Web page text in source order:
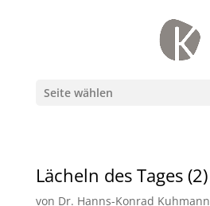
Seite wählen
Lächeln des Tages (2)
von Dr. Hanns-Konrad Kuhmann